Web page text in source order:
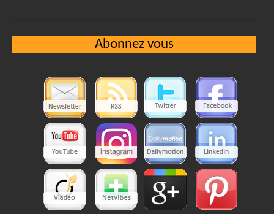
Abonnez vous